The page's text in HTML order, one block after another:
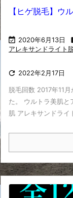
【ヒゲ脱毛】ウ
 2020年6月13日
アレキサンドライト
 2022年2月17日
脱毛回数 2017年11
た。 ウルトラ美肌と
肌 アレキサンドラ